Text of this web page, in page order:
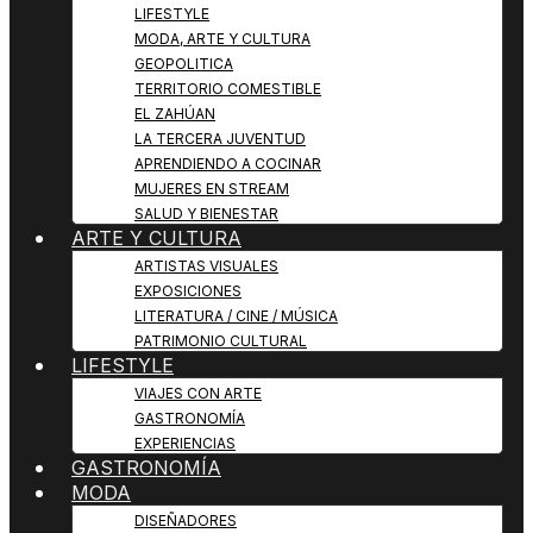
LIFESTYLE
MODA, ARTE Y CULTURA
GEOPOLITICA
TERRITORIO COMESTIBLE
EL ZAHÚAN
LA TERCERA JUVENTUD
APRENDIENDO A COCINAR
MUJERES EN STREAM
SALUD Y BIENESTAR
ARTE Y CULTURA
ARTISTAS VISUALES
EXPOSICIONES
LITERATURA / CINE / MÚSICA
PATRIMONIO CULTURAL
LIFESTYLE
VIAJES CON ARTE
GASTRONOMÍA
EXPERIENCIAS
GASTRONOMÍA
MODA
DISEÑADORES